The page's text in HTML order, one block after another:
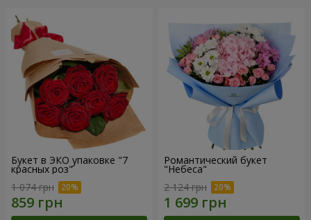
Букет в ЭКО упаковке "7
красных роз"
1 074 грн
Романтический букет
"Небеса"
2 124 грн